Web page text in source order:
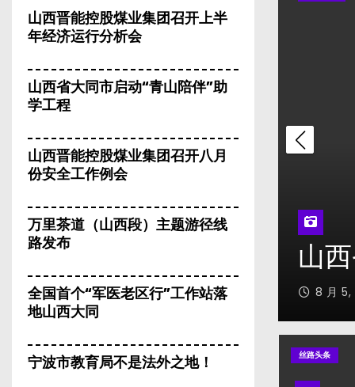
山西晋能控股煤业集团召开上半
年经济运行分析会
山西省大同市启动“青山陪伴”助
学工程
山西晋能控股煤业集团召开八月
份安全工作例会
万里茶道（山西段）主题游径线
路发布
全国首个“军医老区行”工作站落
地山西大同
宁波市教育局不是法外之地！
山陪伴”助学工程
山
工
8 月
丝路头条